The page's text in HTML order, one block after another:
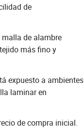
de
malla de alambre
más fino y
expuesto a ambientes
laminar en
de compra inicial.